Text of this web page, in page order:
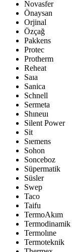
Novasfer
Önaysan
Orjinal
Özçağ
Pakkens
Protec
Protherm
Reheat
Saıa
Sanica
Schnell
Sermeta
Shıneuı
Silent Power
Sit
Sıemens
Sohon
Sonceboz
Süpermatik
Süsler
Swep
Taco
Taifu
TermoAkım
Termodinamik
Termolıne
Termoteknik